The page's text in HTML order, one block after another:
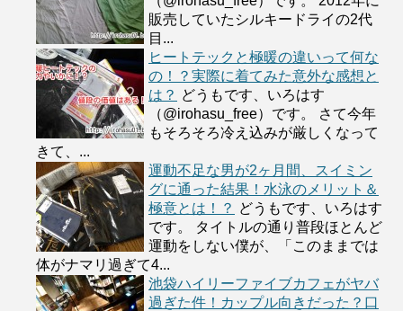
販売していたシルキードライの2代
目...
ヒートテックと極暖の違いって何な
の！？実際に着てみた意外な感想と
は？ どうもです、いろはす
（@irohasu_free）です。 さて今年
もそろそろ冷え込みが厳しくなって
きて、...
運動不足な男が2ヶ月間、スイミン
グに通った結果！水泳のメリット＆
極意とは！？ どうもです、いろはす
です。 タイトルの通り普段ほとんど
運動をしない僕が、「このままでは
体がナマリ過ぎて4...
池袋ハイリーファイブカフェがヤバ
過ぎた件！カップル向きだった？口